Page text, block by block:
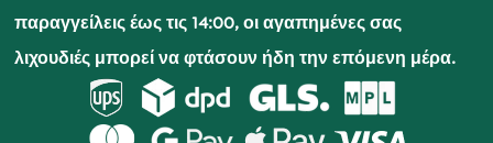
παραγγείλεις έως τις 14:00, οι αγαπημένες σας
λιχουδιές μπορεί να φτάσουν ήδη την επόμενη μέρα.